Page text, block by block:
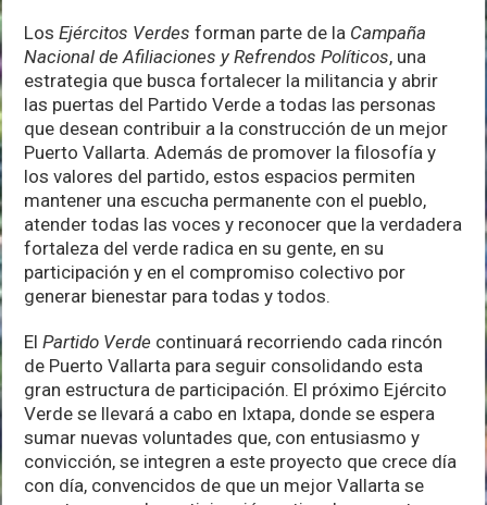
LosEjércitos Verdes forman parte de la Campaña
Nacional de Afiliaciones y Refrendos Políticos, una
estrategia que busca fortalecer la militancia y abrir
las puertas del Partido Verde a todas las personas
que desean contribuir a la construcción de un mejor
Puerto Vallarta. Además de promover la filosofía y
los valores del partido, estos espacios permiten
mantener una escucha permanente con el pueblo,
atender todas las voces y reconocer que la verdadera
fortaleza del verde radica en su gente, en su
participación y en el compromiso colectivo por
generar bienestar para todas y todos.
ElPartido Verde continuará recorriendo cada rincón
de Puerto Vallarta para seguir consolidando esta
gran estructura de participación. El próximo Ejército
Verde se llevará a cabo en Ixtapa, donde se espera
sumar nuevas voluntades que, con entusiasmo y
convicción, se integren a este proyecto que crece día
con día, convencidos de que un mejor Vallarta se